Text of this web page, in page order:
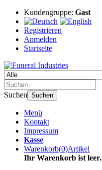
Kundengruppe: Gast
Registrieren
Anmelden
Startseite
Suchen Suchen
Menü
Kontakt
Impressum
Kasse
Warenkorb(0)Artikel
Ihr Warenkorb ist leer.